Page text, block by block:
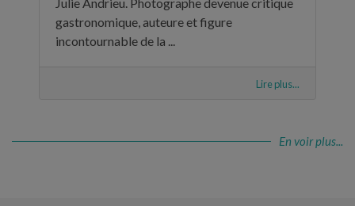
gastronomique, auteure et figure
incontournable de la ...
Lire plus...
En voir plus...